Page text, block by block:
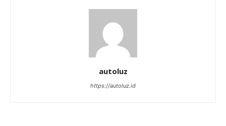
autoluz
https://autoluz.id